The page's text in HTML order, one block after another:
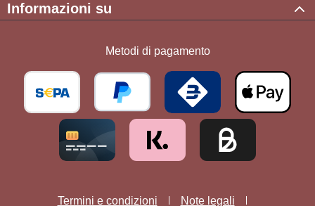
Informazioni su
Metodi di pagamento
Termini e condizioni Note legali